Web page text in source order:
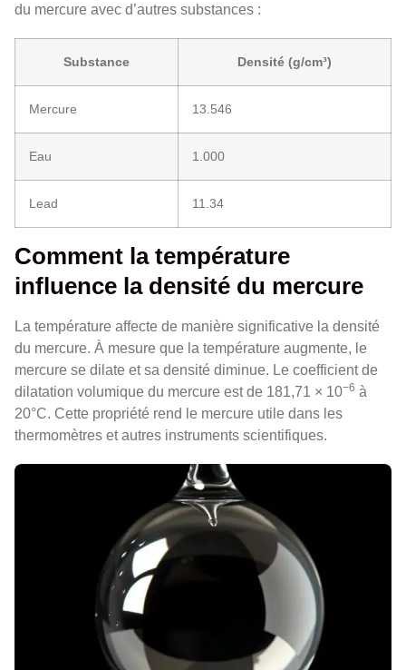
du mercure avec d’autres substances :
Substance Densité (g/cm³)
Mercure 13.546
Eau 1.000
Lead 11.34
Comment la température
influence la densité du mercure
La température affecte de manière significative la densité
du mercure. À mesure que la température augmente, le
mercure se dilate et sa densité diminue. Le coefficient de
dilatation volumique du mercure est de 181,71 × 10−6 à
20°C. Cette propriété rend le mercure utile dans les
thermomètres et autres instruments scientifiques.